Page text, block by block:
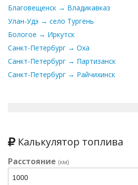
Благовещенск → Владикавказ
Улан-Удэ → село Тургень
Бологое → Иркутск
Санкт-Петербург → Оха
Санкт-Петербург → Партизанск
Санкт-Петербург → Райчихинск
Калькулятор топлива
Расстояние (км)